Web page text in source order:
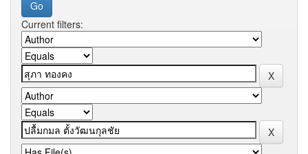
Current filters: